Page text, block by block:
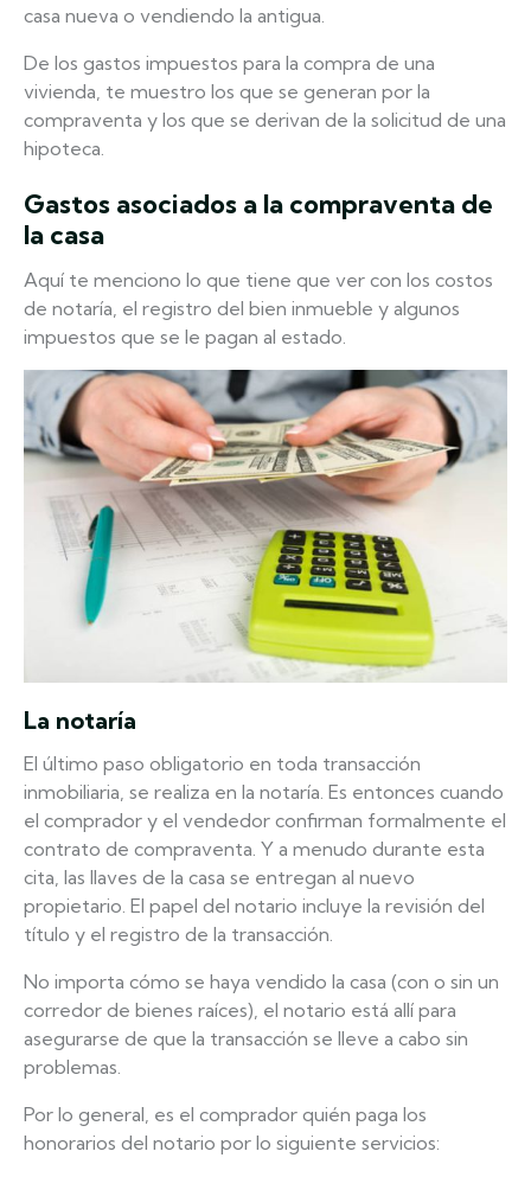
casa nueva o vendiendo la antigua.
De los gastos impuestos para la compra de una
vivienda, te muestro los que se generan por la
compraventa y los que se derivan de la solicitud de una
hipoteca.
Gastos asociados a la compraventa de
la casa
Aquí te menciono lo que tiene que ver con los costos
de notaría, el registro del bien inmueble y algunos
impuestos que se le pagan al estado.
La notaría
El último paso obligatorio en toda transacción
inmobiliaria, se realiza en la notaría. Es entonces cuando
el comprador y el vendedor confirman formalmente el
contrato de compraventa. Y a menudo durante esta
cita, las llaves de la casa se entregan al nuevo
propietario. El papel del notario incluye la revisión del
título y el registro de la transacción.
No importa cómo se haya vendido la casa (con o sin un
corredor de bienes raíces), el notario está allí para
asegurarse de que la transacción se lleve a cabo sin
problemas.
Por lo general, es el comprador quién paga los
honorarios del notario por lo siguiente servicios: